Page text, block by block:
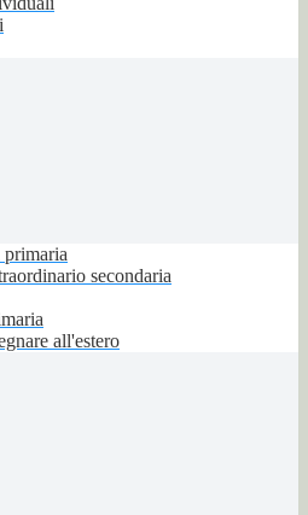
primaria
secondaria
all'estero